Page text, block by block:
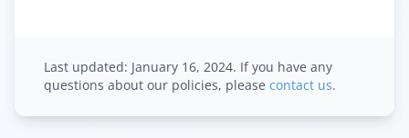
Last updated: January 16, 2024. If you have any
questions about our policies, please contact us.